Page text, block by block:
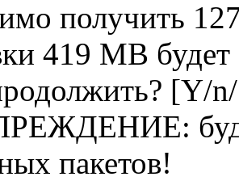
получить
419 MB будет
[Y/
пакетов!